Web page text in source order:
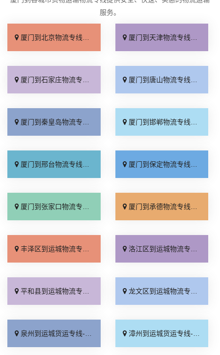
服务。
厦门到北京物流专线_直达不中转「送货到门」 厦门到天津物流专线_运保时效「高效快运」
厦门到石家庄物流专线_准时准点「多少公里」 厦门到唐山物流专线_全境派送「收费介绍」
厦门到秦皇岛物流专线_高效运输「运保时效」 厦门到邯郸物流专线_物流拼车「全境配送」
厦门到邢台物流专线_专业靠谱「上门提货」 厦门到保定物流专线_全程直达「高效运输」
厦门到张家口物流专线_全境派送「多久能到」 厦门到承德物流专线_专业调车「合理收费」
丰泽区到运城物流专线_多久能到「收费介绍」 洛江区到运城物流专线_几天到达「定点发车」
平和县到运城物流专线_直发全境「多久能到」 龙文区到运城物流专线_全程无虑「全程直达」
泉州到运城货运专线-泉州到运城物流公司_全境配送「直通专线」 漳州到运城货运专线-漳州到运城物流公司_物流拼车「全境到达」